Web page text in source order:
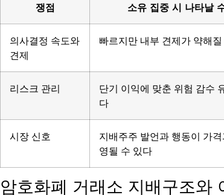
쟁점 소유 집중 시 나타날
의사결정 속도와
견제
빠르지만 내부 견제가 약해
리스크 관리
단기 이익에 맞춘 위험 감수
다
시장 신호
지배주주 발언과 행동이 가
영될 수 있다
암호화폐 거래소 지배구조